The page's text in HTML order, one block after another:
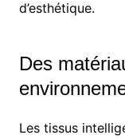
d’esthétique.
Des
Les tissus